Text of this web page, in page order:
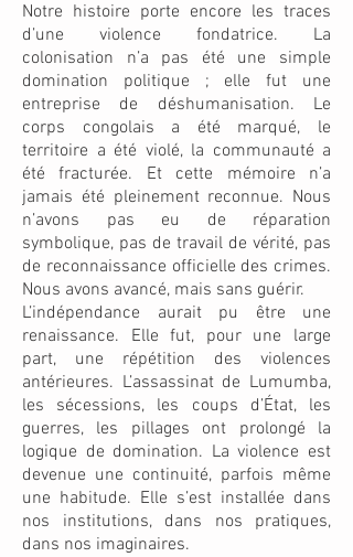
Notre histoire porte encore les traces
d’une violence fondatrice. La
colonisation n’a pas été une simple
domination politique ; elle fut une
entreprise de déshumanisation. Le
corps congolais a été marqué, le
territoire a été violé, la communauté a
été fracturée. Et cette mémoire n’a
jamais été pleinement reconnue. Nous
n’avons pas eu de réparation
symbolique, pas de travail de vérité, pas
de reconnaissance officielle des crimes.
Nous avons avancé, mais sans guérir.
L’indépendance aurait pu être une
renaissance. Elle fut, pour une large
part, une répétition des violences
antérieures. L’assassinat de Lumumba,
les sécessions, les coups d’État, les
guerres, les pillages ont prolongé la
logique de domination. La violence est
devenue une continuité, parfois même
une habitude. Elle s’est installée dans
nos institutions, dans nos pratiques,
dans nos imaginaires.